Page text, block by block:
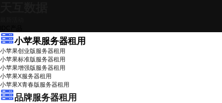
小苹果服务器租用
小苹果创业版服务器租用
小苹果标准版服务器租用
小苹果增强版服务器租用
小苹果X服务器租用
小苹果X青春版服务器租用
品牌服务器租用